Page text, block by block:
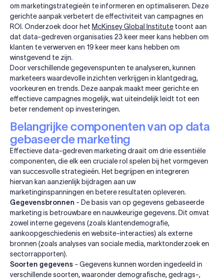
om marketingstrategieën te informeren en optimaliseren. Deze
gerichte aanpak verbetert de effectiviteit van campagnes en
ROI. Onderzoek door het McKinsey Global Institute toont aan
dat data-gedreven organisaties 23 keer meer kans hebben om
klanten te verwerven en 19 keer meer kans hebben om
winstgevend te zijn.
Door verschillende gegevenspunten te analyseren, kunnen
marketeers waardevolle inzichten verkrijgen in klantgedrag,
voorkeuren en trends. Deze aanpak maakt meer gerichte en
effectieve campagnes mogelijk, wat uiteindelijk leidt tot een
beter rendement op investeringen.
Belangrijke componenten van op data
gebaseerde marketing
Effectieve data-gedreven marketing draait om drie essentiële
componenten, die elk een cruciale rol spelen bij het vormgeven
van succesvolle strategieën. Het begrijpen en integreren
hiervan kan aanzienlijk bijdragen aan uw
marketinginspanningen en betere resultaten opleveren.
Gegevensbronnen - De basis van op gegevens gebaseerde
marketing is betrouwbare en nauwkeurige gegevens. Dit omvat
zowel interne gegevens (zoals klantendemografie,
aankoopgeschiedenis en website-interacties) als externe
bronnen (zoals analyses van sociale media, marktonderzoek en
sectorrapporten).
Soorten gegevens - Gegevens kunnen worden ingedeeld in
verschillende soorten, waaronder demografische, gedrags-,